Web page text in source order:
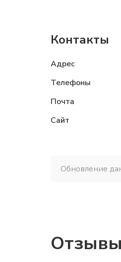
Контакты
Адрес
Телефоны
Почта
Сайт
Обновление
Отзывы